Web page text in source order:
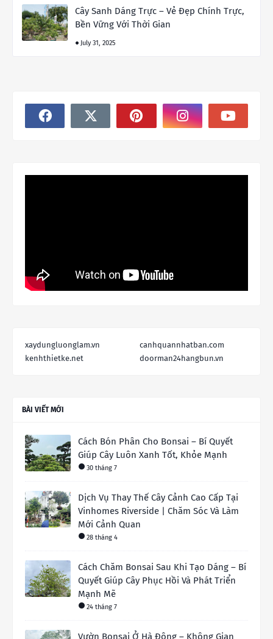
Cây Sanh Dáng Trực – Vẻ Đẹp Chính Trực,
Bền Vững Với Thời Gian
July 31, 2025
xaydungluonglam.vn
canhquannhatban.com
kenhthietke.net
doorman24hangbun.vn
BÀI VIẾT MỚI
Cách Bón Phân Cho Bonsai – Bí Quyết
Giúp Cây Luôn Xanh Tốt, Khỏe Mạnh
30 tháng 7
Dịch Vụ Thay Thế Cây Cảnh Cao Cấp Tại
Vinhomes Riverside | Chăm Sóc Và Làm
Mới Cảnh Quan
28 tháng 4
Cách Chăm Bonsai Sau Khi Tạo Dáng – Bí
Quyết Giúp Cây Phục Hồi Và Phát Triển
Mạnh Mẽ
24 tháng 7
Vườn Bonsai Ở Hà Đông – Không Gian